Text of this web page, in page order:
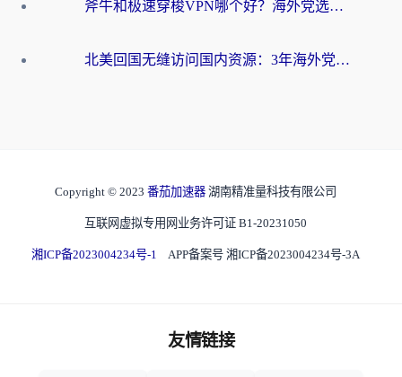
斧牛和极速穿梭VPN哪个好？海外党选回国加速器必看的真实对比与避坑指南
北美回国无缝访问国内资源：3年海外党亲测的加速器选择指南
Copyright © 2023 番茄加速器 湖南精准量科技有限公司
互联网虚拟专用网业务许可证 B1-20231050
湘ICP备2023004234号-1 APP备案号 湘ICP备2023004234号-3A
友情链接